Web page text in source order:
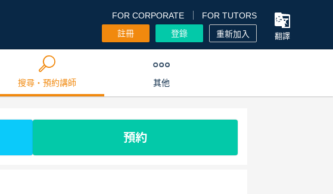
FOR CORPORATE
FOR TUTORS
註冊
登錄 重新加入 翻譯
搜尋・預約講師 其他
預約